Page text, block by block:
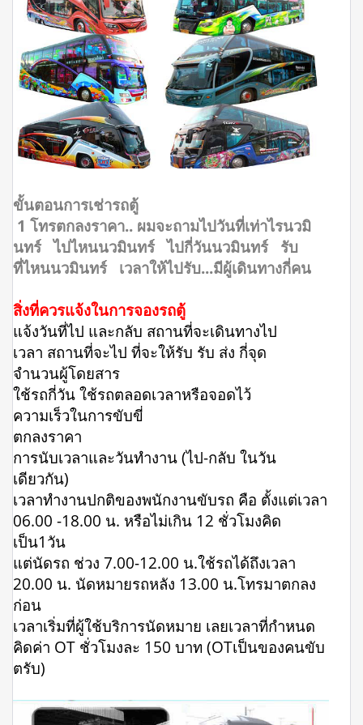
ขั้นตอนการเช่ารถตู้
1 โทรตกลงราคา.. ผมจะถามไปวันที่เท่าไรนวมิ
นทร์ ไปไหนนวมินทร์ ไปกี่วันนวมินทร์ รับ
ที่ไหนนวมินทร์ เวลาให้ไปรับ...มีผู้เดินทางกี่คน
สิ่งที่ควรแจ้งในการจองรถตู้
แจ้งวันที่ไป และกลับ สถานที่จะเดินทางไป
เวลา สถานที่จะไป ที่จะให้รับ รับ ส่ง กี่จุด
จำนวนผู้โดยสาร
ใช้รถกี่วัน ใช้รถตลอดเวลาหรือจอดไว้
ความเร็วในการขับขี่
ตกลงราคา
การนับเวลาและวันทำงาน (ไป-กลับ ในวัน
เดียวกัน)
เวลาทำงานปกติของพนักงานขับรถ คือ ตั้งแต่เวลา
06.00 -18.00 น. หรือไม่เกิน 12 ชั่วโมงคิด
เป็น1วัน
แต่นัดรถ ช่วง 7.00-12.00 น.ใช้รถได้ถึงเวลา
20.00 น. นัดหมายรถหลัง 13.00 น.โทรมาตกลง
ก่อน
เวลาเริ่มที่ผู้ใช้บริการนัดหมาย เลยเวลาที่กำหนด
คิดค่า OT ชั่วโมงละ 150 บาท (OTเป็นของคนขับ
ตรับ)